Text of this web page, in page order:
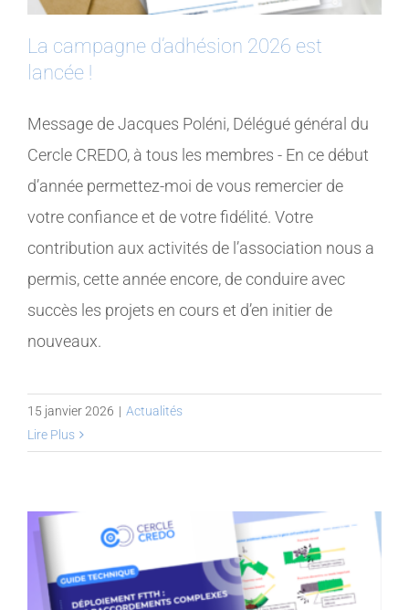
La campagne d’adhésion 2026 est
lancée !
Message de Jacques Poléni, Délégué général du
Cercle CREDO, à tous les membres - En ce début
d’année permettez-moi de vous remercier de
votre confiance et de votre fidélité. Votre
contribution aux activités de l’association nous a
permis, cette année encore, de conduire avec
succès les projets en cours et d’en initier de
nouveaux.
15 janvier 2026 | Actualités
Lire Plus